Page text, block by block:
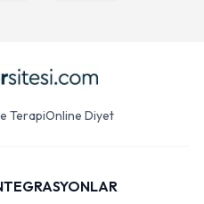
TerapiOnline Diyet